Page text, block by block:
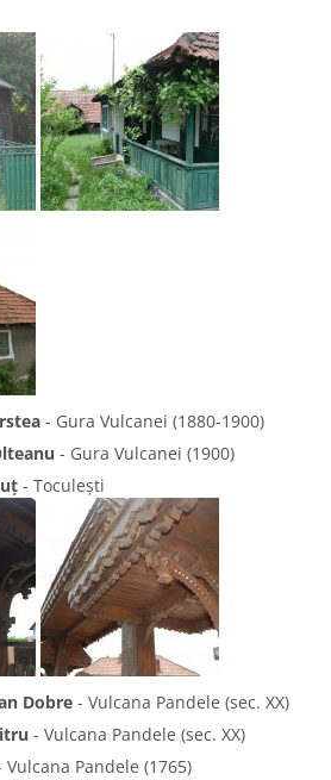
- Gura Vulcanei (1880-1900)
- Gura Vulcanei (1900)
- Toculești
Dobre - Vulcana Pandele (sec. XX)
- Vulcana Pandele (sec. XX)
Vulcana Pandele (1765)